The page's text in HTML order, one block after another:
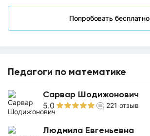
Попробовать бесплатно
Педагоги по математике
Сарвар Шодижонович
5.0 221 отзыв
Людмила Евгеньевна